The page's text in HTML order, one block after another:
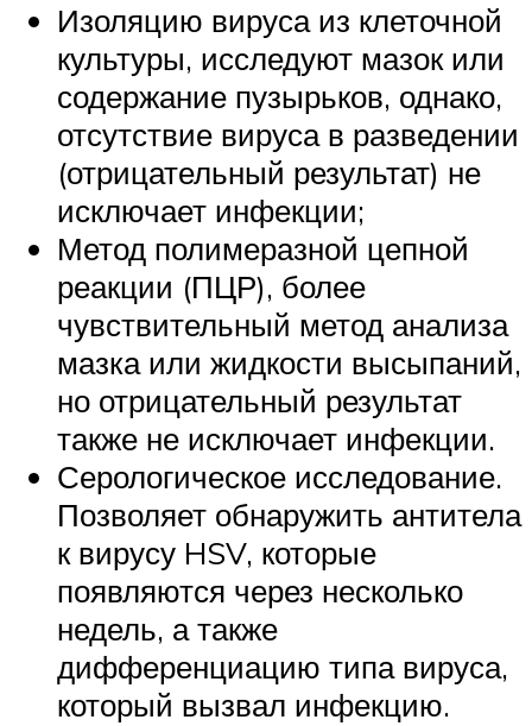
Изоляцию вируса из клеточной
культуры, исследуют мазок или
содержание пузырьков, однако,
отсутствие вируса в разведении
(отрицательный результат) не
исключает инфекции;
Метод полимеразной цепной
реакции (ПЦР), более
чувствительный метод анализа
мазка или жидкости высыпаний,
но отрицательный результат
также не исключает инфекции.
Серологическое исследование.
Позволяет обнаружить антитела
к вирусу HSV, которые
появляются через несколько
недель, а также
дифференциацию типа вируса,
который вызвал инфекцию.